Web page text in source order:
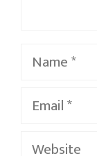
Name
Email
Website